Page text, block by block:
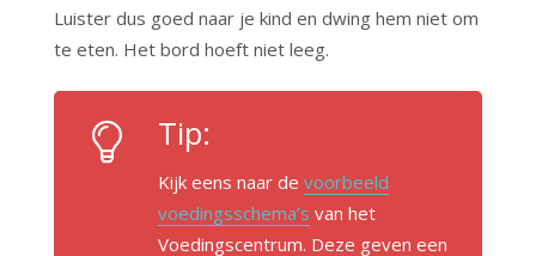
Luister dus goed naar je kind en dwing hem niet om
te eten. Het bord hoeft niet leeg.
Tip:
Kijk eens naar de voorbeeld
voedingsschema’s van het
Voedingscentrum. Deze geven een